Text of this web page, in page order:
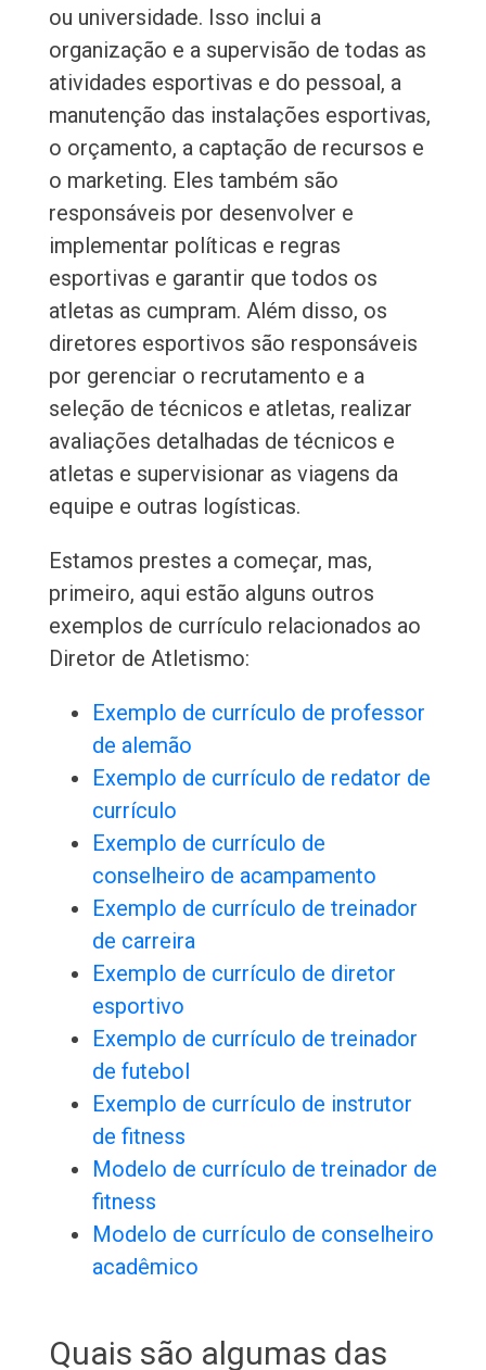
ou universidade. Isso inclui a
organização e a supervisão de todas as
atividades esportivas e do pessoal, a
manutenção das instalações esportivas,
o orçamento, a captação de recursos e
o marketing. Eles também são
responsáveis por desenvolver e
implementar políticas e regras
esportivas e garantir que todos os
atletas as cumpram. Além disso, os
diretores esportivos são responsáveis
por gerenciar o recrutamento e a
seleção de técnicos e atletas, realizar
avaliações detalhadas de técnicos e
atletas e supervisionar as viagens da
equipe e outras logísticas.
Estamos prestes a começar, mas,
primeiro, aqui estão alguns outros
exemplos de currículo relacionados ao
Diretor de Atletismo:
Exemplo de currículo de professor
de alemão
Exemplo de currículo de redator de
currículo
Exemplo de currículo de
conselheiro de acampamento
Exemplo de currículo de treinador
de carreira
Exemplo de currículo de diretor
esportivo
Exemplo de currículo de treinador
de futebol
Exemplo de currículo de instrutor
de fitness
Modelo de currículo de treinador de
fitness
Modelo de currículo de conselheiro
acadêmico
Quais são algumas das